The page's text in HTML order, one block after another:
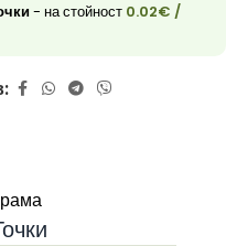
- на стойност 0.02€ /